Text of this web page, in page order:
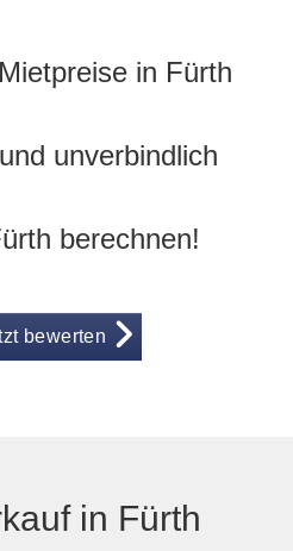
in Fürth
unverbindlich
berechnen!
bewerten
in Fürth